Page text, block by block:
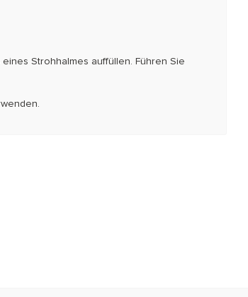
Strohhalmes auffüllen. Führen Sie